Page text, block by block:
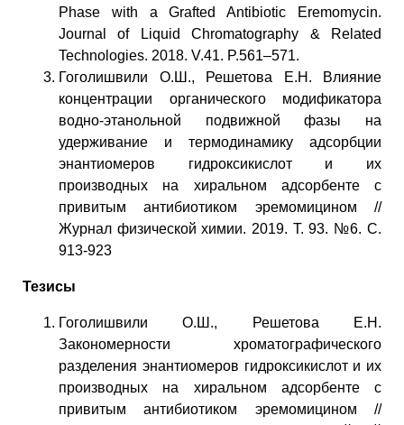
Phase with a Grafted Antibiotic Eremomycin.
Journal of Liquid Chromatography & Related
Technologies. 2018. V.41. P.561–571.
Гоголишвили О.Ш., Решетова Е.Н. Влияние
концентрации органического модификатора
водно-этанольной подвижной фазы на
удерживание и термодинамику адсорбции
энантиомеров гидроксикислот и их
производных на хиральном адсорбенте с
привитым антибиотиком эремомицином //
Журнал физической химии. 2019. Т. 93. №6. С.
913-923
Тезисы
Гоголишвили О.Ш., Решетова Е.Н.
Закономерности хроматографического
разделения энантиомеров гидроксикислот и их
производных на хиральном адсорбенте с
привитым антибиотиком эремомицином //